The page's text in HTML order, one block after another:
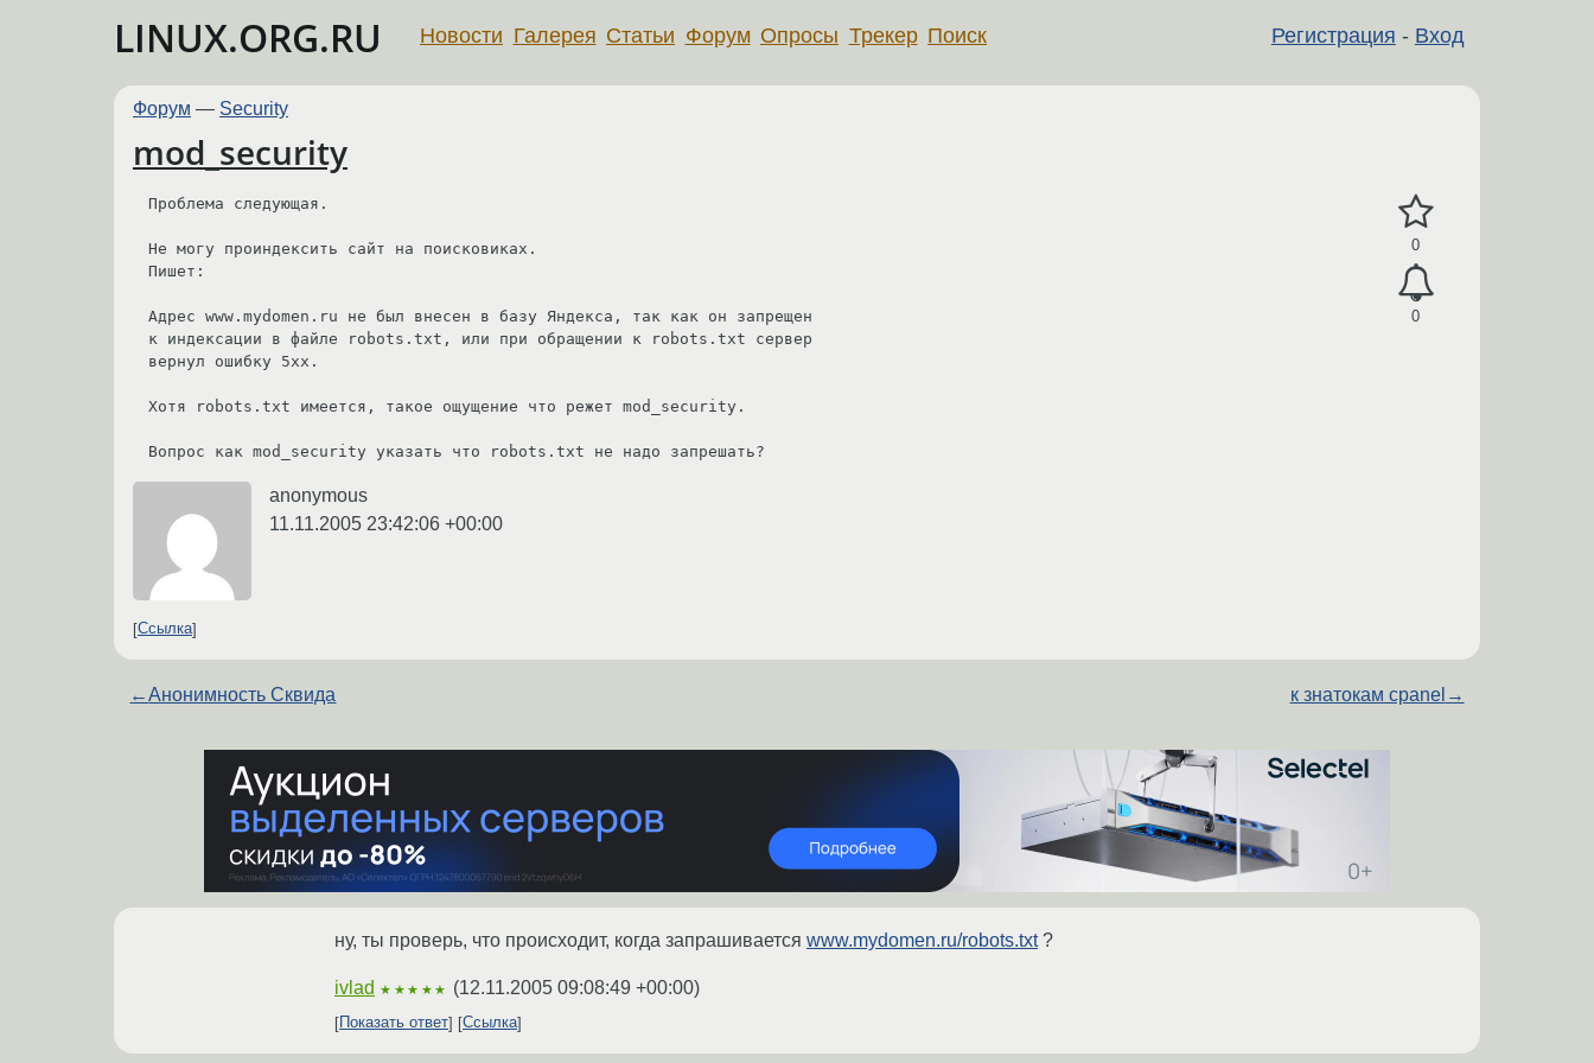
LINUX.ORG.RU Регистрация - Вход
Новости Галерея Статьи Форум Опросы Трекер Поиск
Форум — Security
mod_security
0
0
Проблема следующая.
Не могу проиндексить сайт на поисковиках.
Пишет:
Адрес www.mydomen.ru не был внесен в базу Яндекса, так как он запрещен
к индексации в файле robots.txt, или при обращении к robots.txt сервер
вернул ошибку 5xx.
Хотя robots.txt имеется, такое ощущение что режет mod_security.
Вопрос как mod_security указать что robots.txt не надо запрешать?
anonymous
11.11.2005 23:42:06 +00:00
Ссылка
←Анонимность Сквида к знатокам cpanel →
ну, ты проверь, что происходит, когда запрашивается www.mydomen.ru/robots.txt?
ivlad ★★★★★ (12.11.2005 09:08:49 +00:00)
Показать ответ Ссылка